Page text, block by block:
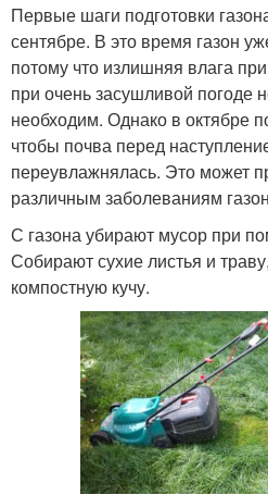
Первые шаги подготовки
сентябре. В это время газон
потому что излишняя влага
при очень засушливой погоде
необходим. Однако в октябре
чтобы почва перед
переувлажнялась. Это может
различным заболеваниям
С газона убирают мусор при
Собирают сухие листья и
компостную кучу.